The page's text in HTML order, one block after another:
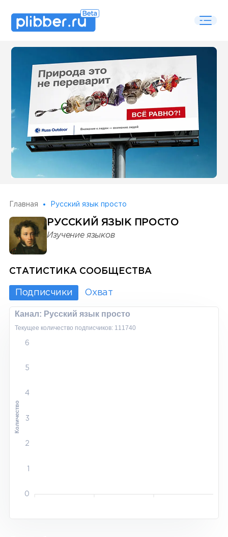
Some SEO Title
Главная Русский язык просто
РУССКИЙ ЯЗЫК ПРОСТО
Изучение языков
СТАТИСТИКА СООБЩЕСТВА
Подписчики Охват
Канал: Русский язык просто
Текущее количество подписчиков: 111740
6
5
4
3
2
1
0
Количество